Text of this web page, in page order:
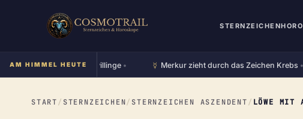
STERNZEICHEN
AM HIMMEL HEUTE
steht im Zeichen Zwillinge• Merkur zieht durch das Zeichen Krebs•
START / STERNZEICHEN/ STERNZEICHEN ASZENDENT / LÖWE MIT